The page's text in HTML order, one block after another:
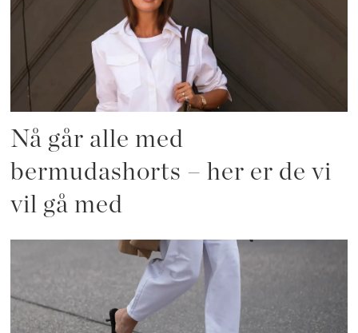
Nå går alle med
bermudashorts – her er de vi
vil gå med